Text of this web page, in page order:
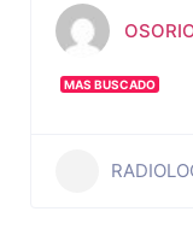
MAS BUSCADO